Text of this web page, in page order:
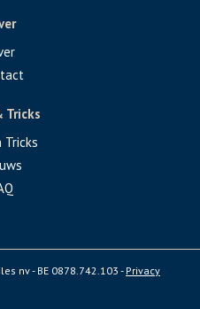
Tricks
Tricks
nv - BE 0878.742.103 - Privacy